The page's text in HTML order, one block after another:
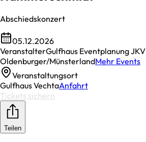
Abschiedskonzert
05.12.2026
VeranstalterGulfhaus Eventplanung JKV
Oldenburger/MünsterlandMehr Events
Veranstaltungsort
Gulfhaus VechtaAnfahrt
Tickets sichern
Teilen